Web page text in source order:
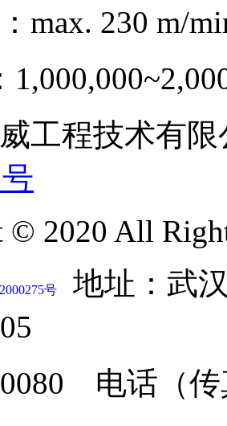
max. 230 m/
工程技术有
© 2020 All
号
地址：武
电话（传